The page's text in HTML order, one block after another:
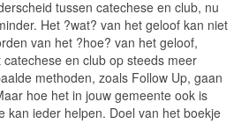
tussen catechese en club, nu
Het ?wat? van het geloof kan niet
van het ?hoe? van het geloof,
en club op steeds meer
methoden, zoals Follow Up, gaan
hoe het in jouw gemeente ook is
kan ieder helpen. Doel van het boekje